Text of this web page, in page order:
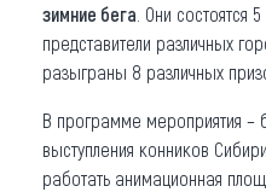
зимние бега . Они состоятся
представители различных
разыграны 8 различных
В программе мероприятия –
выступления конников
работать анимационная